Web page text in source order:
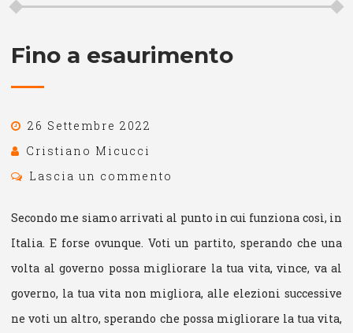
Fino a esaurimento
26 Settembre 2022
Cristiano Micucci
Lascia un commento
Secondo me siamo arrivati al punto in cui funziona così, in
Italia. E forse ovunque. Voti un partito, sperando che una
volta al governo possa migliorare la tua vita, vince, va al
governo, la tua vita non migliora, alle elezioni successive
ne voti un altro, sperando che possa migliorare la tua vita,